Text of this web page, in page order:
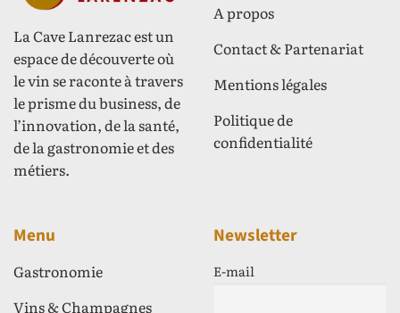
La Cave Lanrezac est un
espace de découverte où
le vin se raconte à travers
le prisme du business, de
l’innovation, de la santé,
de la gastronomie et des
métiers.
A propos
Contact & Partenariat
Mentions légales
Politique de
confidentialité
Menu
Gastronomie
Vins & Champagnes
Newsletter
E-mail